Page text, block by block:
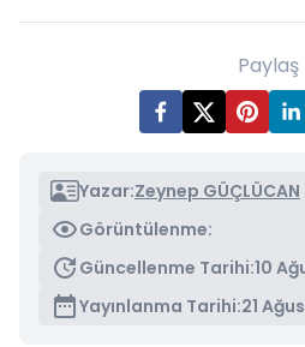
Paylaş
Yazar:Zeynep GÜÇLÜCAN
Görüntülenme:
Güncellenme Tarihi:10
Yayınlanma Tarihi:21